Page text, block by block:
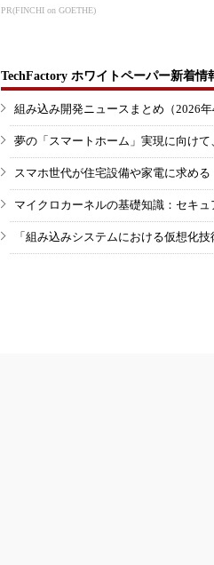
PR(FINCHI on GOETHE)
TechFactory ホワイトペーパー新着情
組み込み開発ニュースまとめ（2026年
夢の「スマートホーム」実現に向け
スマホ世代が住宅設備や家電に求め
マイクロカーネルの基礎知識：セキ
「組み込みシステムにおける仮想化